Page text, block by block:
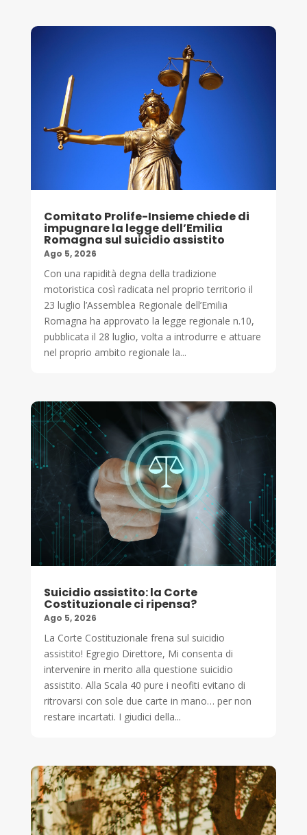
Comitato Prolife-Insieme chiede di
impugnare la legge dell’Emilia
Romagna sul suicidio assistito
Ago 5, 2026
Con una rapidità degna della tradizione
motoristica così radicata nel proprio territorio il
23 luglio l’Assemblea Regionale dell’Emilia
Romagna ha approvato la legge regionale n.10,
pubblicata il 28 luglio, volta a introdurre e attuare
nel proprio ambito regionale la...
Suicidio assistito: la Corte
Costituzionale ci ripensa?
Ago 5, 2026
La Corte Costituzionale frena sul suicidio
assistito! Egregio Direttore, Mi consenta di
intervenire in merito alla questione suicidio
assistito. Alla Scala 40 pure i neofiti evitano di
ritrovarsi con sole due carte in mano… per non
restare incartati. I giudici della...